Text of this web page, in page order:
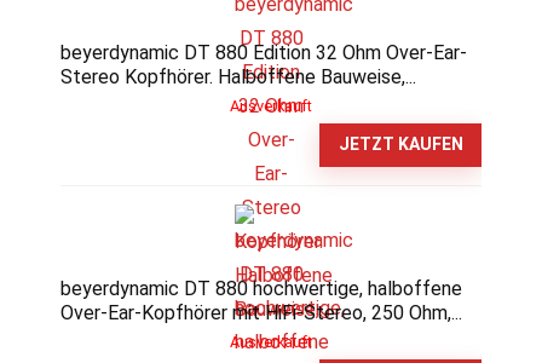
beyerdynamic DT 880 Edition 32 Ohm Over-Ear-
Stereo Kopfhörer. Halboffene Bauweise,...
Ausverkauft
JETZT KAUFEN
beyerdynamic DT 880 hochwertige, halboffene
Over-Ear-Kopfhörer mit HiFi-Stereo, 250 Ohm,...
Ausverkauft